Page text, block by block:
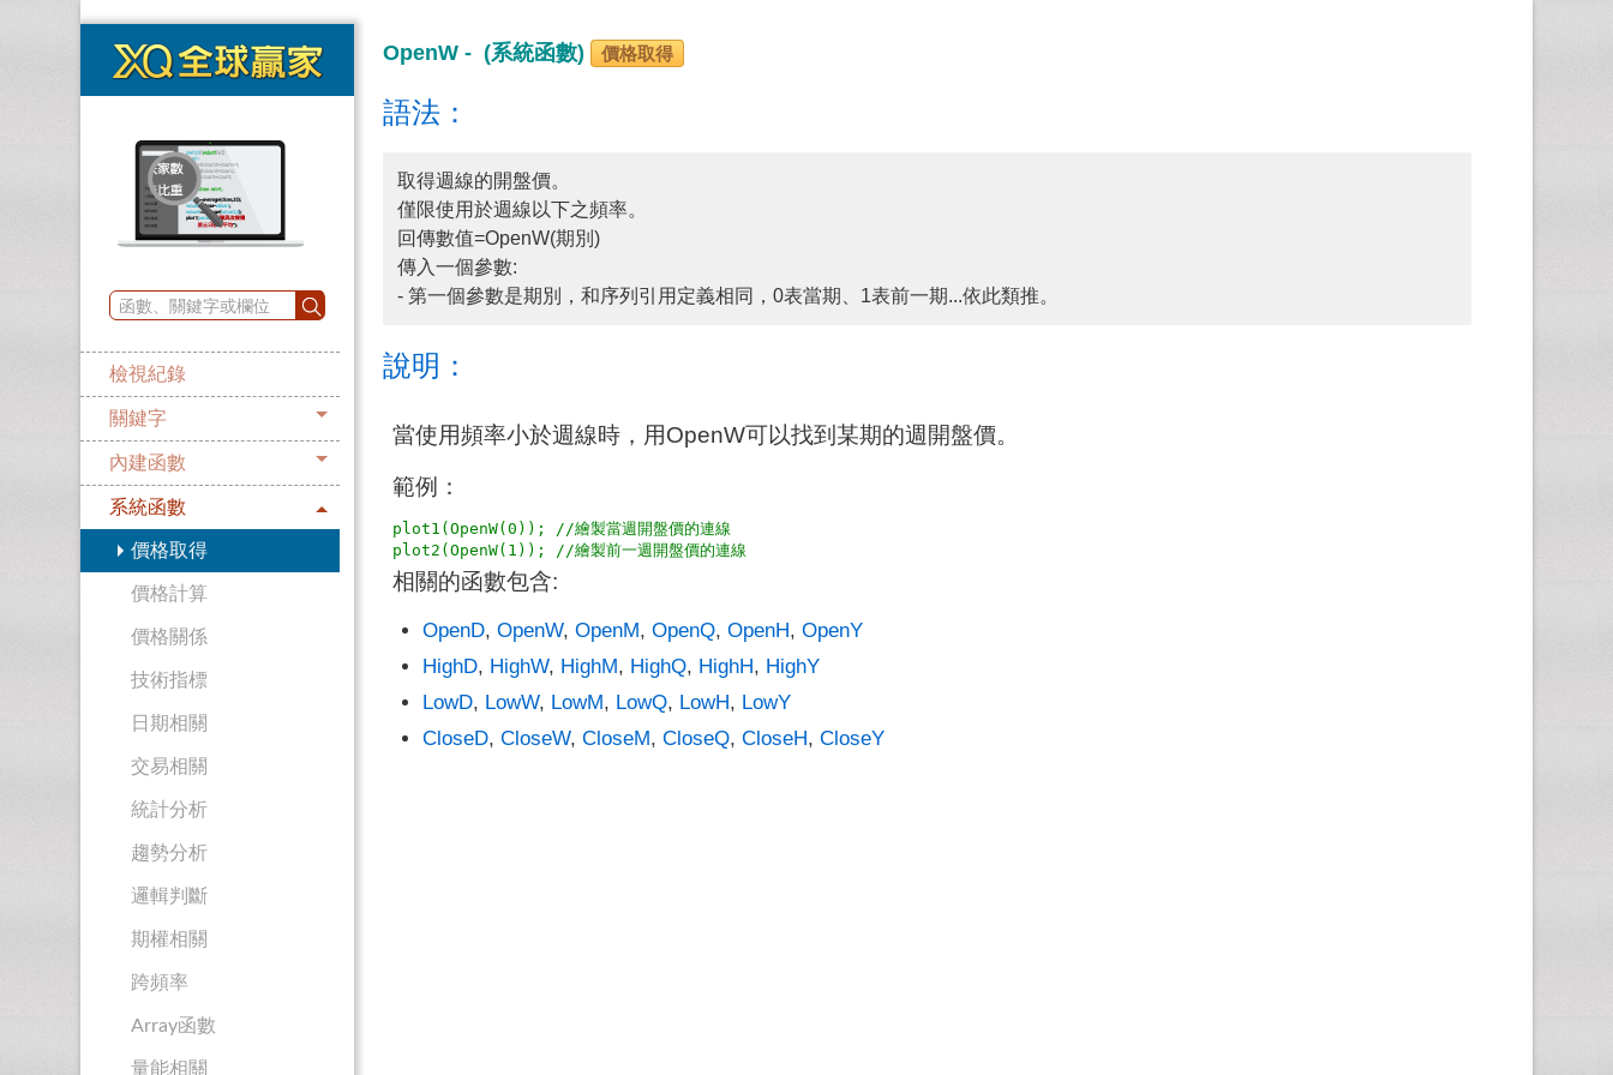
檢視紀錄
關鍵字
內建函數
系統函數
價格取得
價格計算
價格關係
技術指標
日期相關
交易相關
統計分析
趨勢分析
邏輯判斷
期權相關
跨頻率
Array函數
量能相關
OpenW - (系統函數) 價格取得
語法：
取得週線的開盤價。
僅限使用於週線以下之頻率。
回傳數值=OpenW(期別)
傳入一個參數:
- 第一個參數是期別，和序列引用定義相同，0表當期、1表前一期...依此類推。
說明：
當使用頻率小於週線時，用OpenW可以找到某期的週開盤價。
範例：
plot1(OpenW(0)); //繪製當週開盤價的連線
相關的函數包含:
OpenD,OpenW,OpenM,OpenQ,OpenH,OpenY
HighD, HighW, HighM, HighQ, HighH, HighY
LowD, LowW, LowM, LowQ, LowH, LowY
CloseD,CloseW,CloseM,CloseQ,CloseH,CloseY